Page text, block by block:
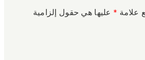
علامة * عليها هي حقول إلزامية